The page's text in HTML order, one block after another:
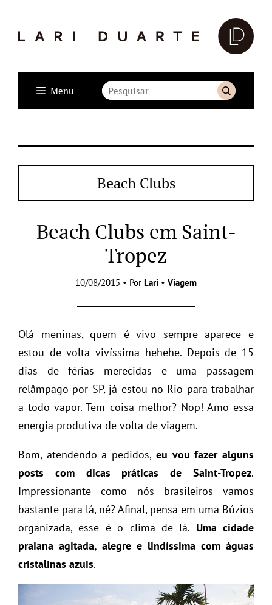
Menu
Beach Clubs
Beach Clubs em Saint-
Tropez
10/08/2015 • Por Lari • Viagem
Olá meninas, quem é vivo sempre aparece e
estou de volta vivíssima hehehe. Depois de 15
dias de férias merecidas e uma passagem
relâmpago por SP, já estou no Rio para trabalhar
a todo vapor. Tem coisa melhor? Nop! Amo essa
energia produtiva de volta de viagem.
Bom, atendendo a pedidos, eu vou fazer alguns
posts com dicas práticas de Saint-Tropez.
Impressionante como nós brasileiros vamos
bastante para lá, né? Afinal, pensa em uma Búzios
organizada, esse é o clima de lá. Uma cidade
praiana agitada, alegre e lindíssima com águas
cristalinas azuis.